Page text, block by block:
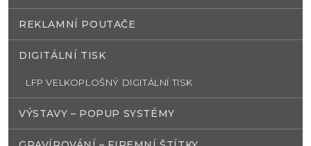
REKLAMNÍ POUTAČE
DIGITÁLNÍ TISK
LFP VELKOPLOŠNÝ DIGITÁLNÍ TISK
VÝSTAVY – POPUP SYSTÉMY